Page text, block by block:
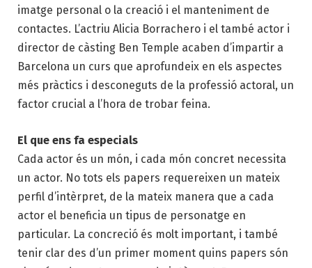
imatge personal o la creació i el manteniment de
contactes. L’actriu Alicia Borrachero i el també actor i
director de càsting Ben Temple acaben d’impartir a
Barcelona un curs que aprofundeix en els aspectes
més pràctics i desconeguts de la professió actoral, un
factor crucial a l’hora de trobar feina.
El que ens fa especials
Cada actor és un món, i cada món concret necessita
un actor. No tots els papers requereixen un mateix
perfil d’intèrpret, de la mateix manera que a cada
actor el beneficia un tipus de personatge en
particular. La concreció és molt important, i també
tenir clar des d’un primer moment quins papers són